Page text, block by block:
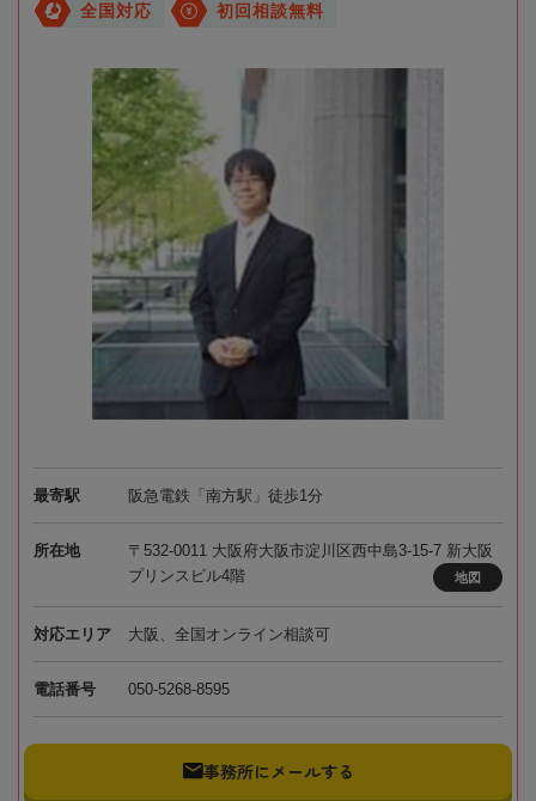
全国対応 初回相談無料
最寄駅 阪急電鉄「南方駅」徒歩1分
所在地
〒532-0011 大阪府大阪市淀川区西中島3-15-7 新大阪
プリンスビル4階
地図
対応エリア 大阪、全国オンライン相談可
電話番号 050-5268-8595
事務所にメールする